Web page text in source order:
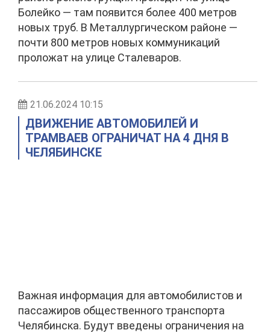
Болейко — там появится более 400 метров
новых труб. В Металлургическом районе —
почти 800 метров новых коммуникаций
проложат на улице Сталеваров.
21.06.2024 10:15
ДВИЖЕНИЕ АВТОМОБИЛЕЙ И
ТРАМВАЕВ ОГРАНИЧАТ НА 4 ДНЯ В
ЧЕЛЯБИНСКЕ
Важная информация для автомобилистов и
пассажиров общественного транспорта
Челябинска. Будут введены ограничения на